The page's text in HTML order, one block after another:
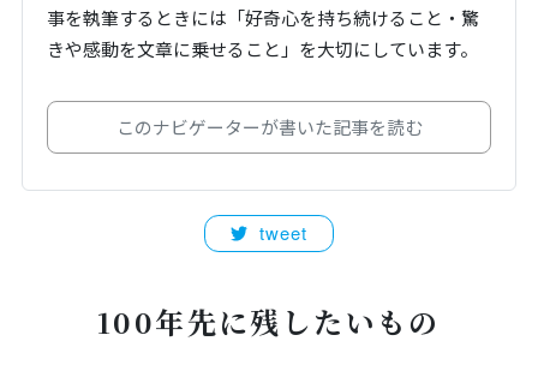
事を執筆するときには「好奇心を持ち続けること・驚
きや感動を文章に乗せること」を大切にしています。
このナビゲーターが書いた記事を読む
tweet
100年先に残したいもの